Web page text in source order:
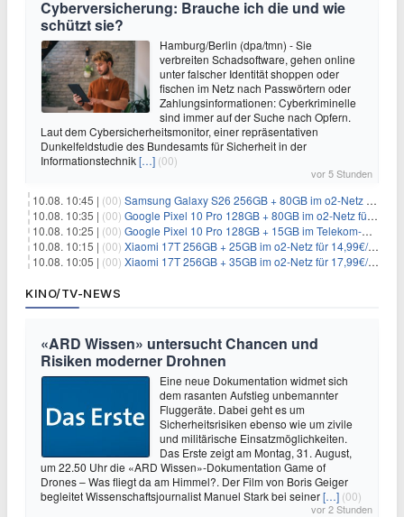
Cyberversicherung: Brauche ich die und wie
schützt sie?
Hamburg/Berlin (dpa/tmn) - Sie
verbreiten Schadsoftware, gehen online
unter falscher Identität shoppen oder
fischen im Netz nach Passwörtern oder
Zahlungsinformationen: Cyberkriminelle
sind immer auf der Suche nach Opfern.
Laut dem Cybersicherheitsmonitor, einer repräsentativen
Dunkelfeldstudie des Bundesamts für Sicherheit in der
Informationstechnik[…] (00)
vor 5 Stunden
10.08. 10:45 | (00) Samsung Galaxy S26 256GB + 80GB im o2-Netz für 24,99€/Monat (effektiv 4,90€/Monat)
10.08. 10:35 | (00) Google Pixel 10 Pro 128GB + 80GB im o2-Netz für 24,99€/Monat (effektiv -6,60€/Monat)
10.08. 10:25 | (00) Google Pixel 10 Pro 128GB + 15GB im Telekom-Netz für 19,98€/Monat (effektiv -12,77€/Monat)
10.08. 10:15 | (00) Xiaomi 17T 256GB + 25GB im o2-Netz für 14,99€/Monat (effektiv -4,30€/Monat)
10.08. 10:05 | (00) Xiaomi 17T 256GB + 35GB im o2-Netz für 17,99€/Monat (effektiv -2,47€/Monat)
KINO/TV-NEWS
«ARD Wissen» untersucht Chancen und
Risiken moderner Drohnen
Eine neue Dokumentation widmet sich
dem rasanten Aufstieg unbemannter
Fluggeräte. Dabei geht es um
Sicherheitsrisiken ebenso wie um zivile
und militärische Einsatzmöglichkeiten.
Das Erste zeigt am Montag, 31. August,
um 22.50 Uhr die «ARD Wissen»-Dokumentation Game of
Drones – Was fliegt da am Himmel?. Der Film von Boris Geiger
begleitet Wissenschaftsjournalist Manuel Stark bei seiner[…] (00)
vor 2 Stunden